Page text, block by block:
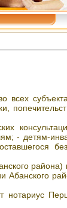
всех
- детям-
района)
Абанского
нотариус